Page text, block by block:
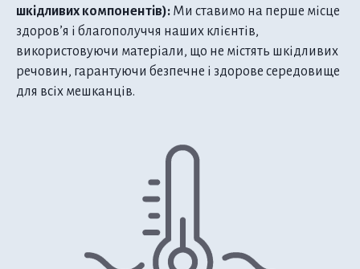
шкідливих компонентів): Ми ставимо на перше місце
здоров’я і благополуччя наших клієнтів,
використовуючи матеріали, що не містять шкідливих
речовин, гарантуючи безпечне і здорове середовище
для всіх мешканців.